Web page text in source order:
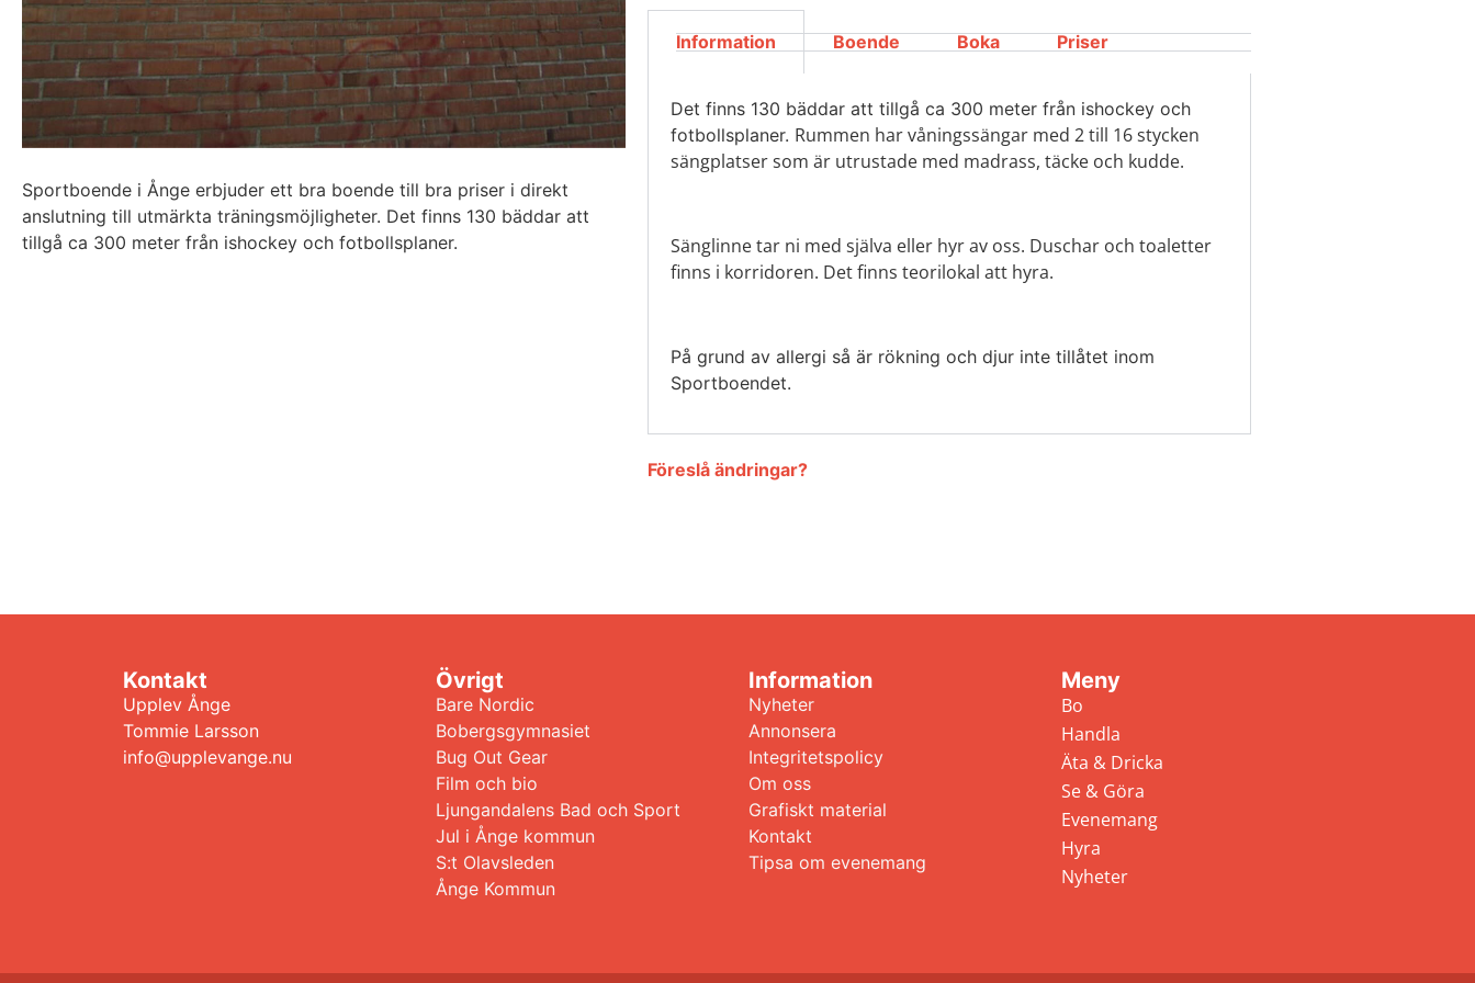
Sportboende i Ånge erbjuder ett bra boende till bra priser i direkt
anslutning till utmärkta träningsmöjligheter. Det finns 130 bäddar att
tillgå ca 300 meter från ishockey och fotbollsplaner.
Information Boende Boka Priser
Det finns 130 bäddar att tillgå ca 300 meter från ishockey och
fotbollsplaner. Rummen har våningssängar med 2 till 16 stycken
sängplatser som är utrustade med madrass, täcke och kudde.
Sänglinne tar ni med själva eller hyr av oss. Duschar och toaletter
finns i korridoren. Det finns teorilokal att hyra.
På grund av allergi så är rökning och djur inte tillåtet inom
Sportboendet.
Föreslå ändringar?
Kontakt
Upplev Ånge
Tommie Larsson
info@upplevange.nu
Övrigt
Bare Nordic
Bobergsgymnasiet
Bug Out Gear
Film och bio
Ljungandalens Bad och Sport
Jul i Ånge kommun
S:t Olavsleden
Ånge Kommun
Information
Nyheter
Annonsera
Integritetspolicy
Om oss
Grafiskt material
Kontakt
Tipsa om evenemang
Meny
Bo
Handla
Äta & Dricka
Se & Göra
Evenemang
Hyra
Nyheter